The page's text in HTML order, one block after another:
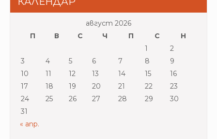
август 2026
П
В С Ч П С
Н
1
2
3
4 5 6 7 8
9
10
11 12 13 14 15
16
17
18 19 20 21 22
23
24
25 26 27 28 29
30
31
« апр.